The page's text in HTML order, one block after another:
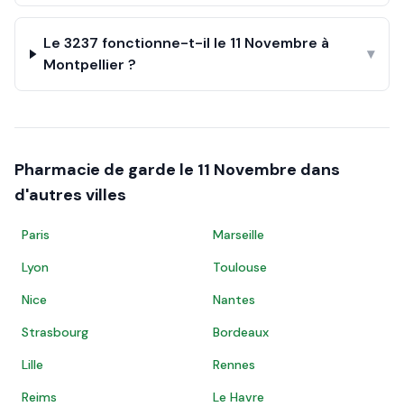
Le 3237 fonctionne-t-il le 11 Novembre à
Montpellier ?
▾
Pharmacie de garde le 11 Novembre dans
d'autres villes
Paris
Marseille
Lyon
Toulouse
Nice
Nantes
Strasbourg
Bordeaux
Lille
Rennes
Reims
Le Havre